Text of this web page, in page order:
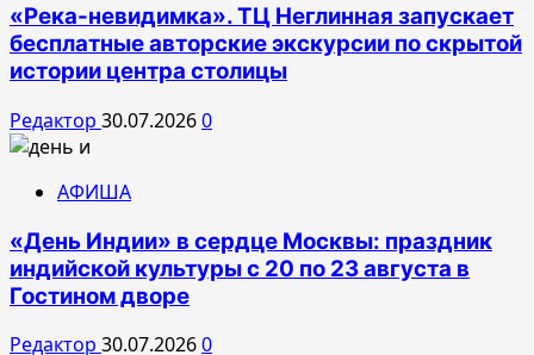
«Река-невидимка». ТЦ Неглинная запускает
бесплатные авторские экскурсии по скрытой
истории центра столицы
Редактор 30.07.20260
АФИША
«День Индии» в сердце Москвы: праздник
индийской культуры с 20 по 23 августа в
Гостином дворе
Редактор 30.07.20260